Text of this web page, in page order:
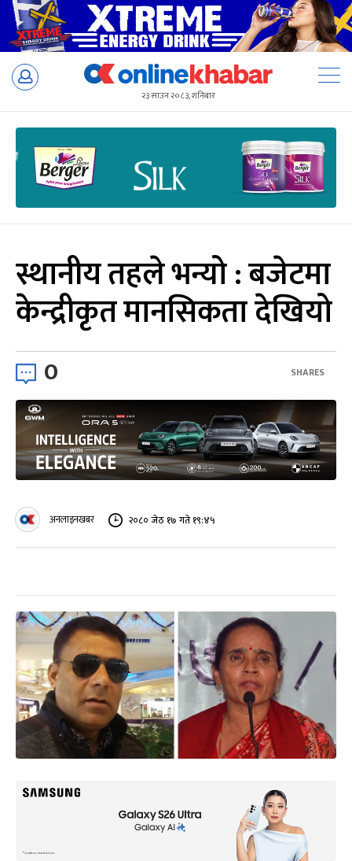
Skip
२३ साउन २०८३, शनिबार
स्थानीय तहले भन्यो : बजेटमा
केन्द्रीकृत मानसिकता देखियो
0 SHARES
अनलाइनखबर २०८० जेठ १७ गते १९:४५